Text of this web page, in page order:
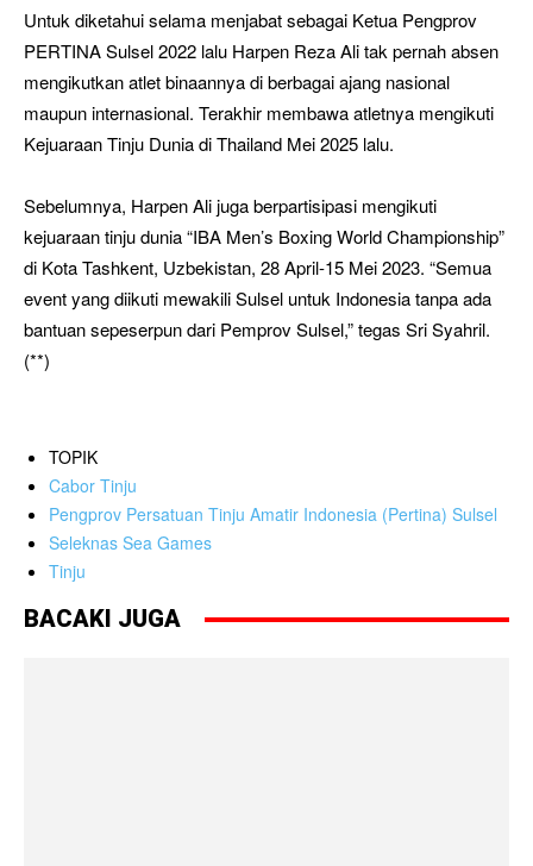
Untuk diketahui selama menjabat sebagai Ketua Pengprov
PERTINA Sulsel 2022 lalu Harpen Reza Ali tak pernah absen
mengikutkan atlet binaannya di berbagai ajang nasional
maupun internasional. Terakhir membawa atletnya mengikuti
Kejuaraan Tinju Dunia di Thailand Mei 2025 lalu.
Sebelumnya, Harpen Ali juga berpartisipasi mengikuti
kejuaraan tinju dunia “IBA Men’s Boxing World Championship”
di Kota Tashkent, Uzbekistan, 28 April-15 Mei 2023. “Semua
event yang diikuti mewakili Sulsel untuk Indonesia tanpa ada
bantuan sepeserpun dari Pemprov Sulsel,” tegas Sri Syahril.
(**)
TOPIK
Cabor Tinju
Pengprov Persatuan Tinju Amatir Indonesia (Pertina) Sulsel
Seleknas Sea Games
Tinju
BACAKI JUGA